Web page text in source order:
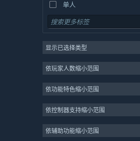
单人
模拟
策略
2D
3D
免费开玩
显示已选择类型
依玩家人数缩小范围
依功能特色缩小范围
依控制器支持缩小范围
依辅助功能缩小范围